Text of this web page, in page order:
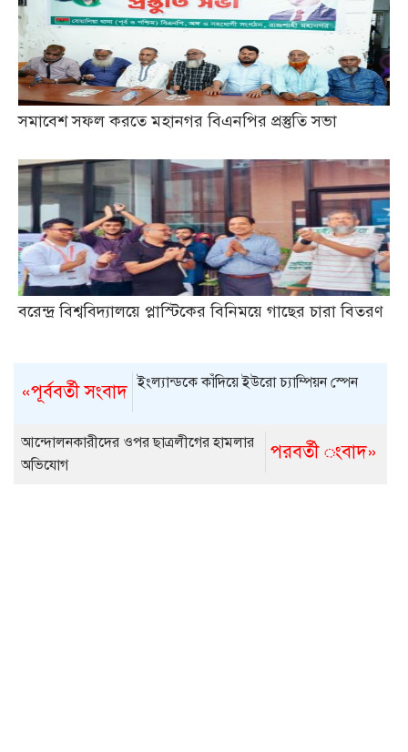
সমাবেশ সফল করতে মহানগর বিএনপির প্রস্তুতি সভা
বরেন্দ্র বিশ্ববিদ্যালয়ে প্লাস্টিকের বিনিময়ে গাছের চারা বিতরণ
«পূর্ববর্তী সংবাদ ইংল্যান্ডকে কাঁদিয়ে ইউরো চ্যাম্পিয়ন স্পেন
পরবর্তী ংবাদ»
আন্দোলনকারীদের ওপর ছাত্রলীগের হামলার
অভিযোগ